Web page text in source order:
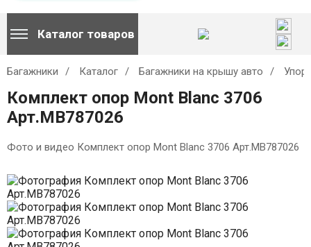
Каталог товаров
Багажники Каталог Багажники на крышу авто
Комплект опор Mont Blanc 3706
Арт.MB787026
Фото и видео Комплект опор Mont Blanc 3706 Арт.MB787026